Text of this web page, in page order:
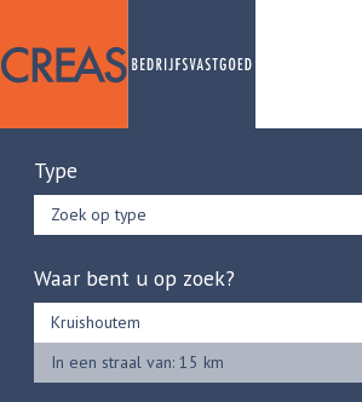
Type
Zoek op type
Waar bent u op zoek?
In een straal van: 15 km